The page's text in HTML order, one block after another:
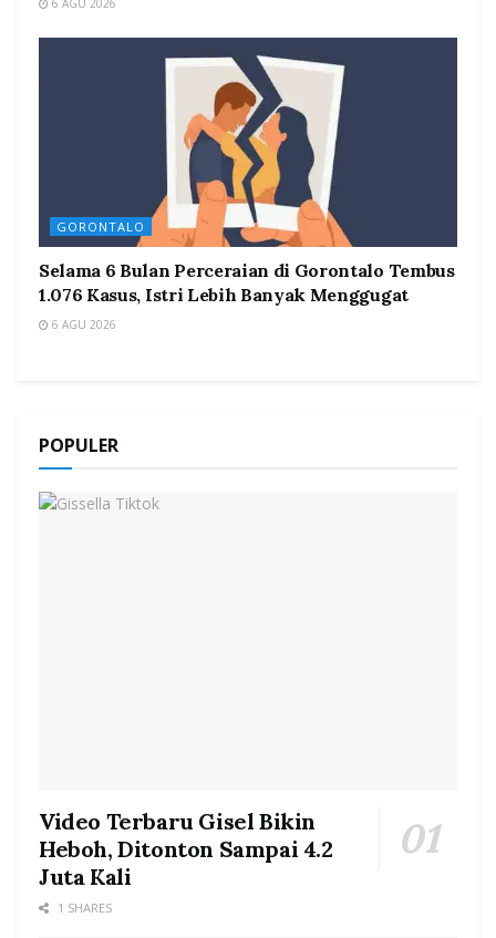
6 AGU 2026
GORONTALO
Selama 6 Bulan Perceraian di Gorontalo Tembus
1.076 Kasus, Istri Lebih Banyak Menggugat
6 AGU 2026
POPULER
Video Terbaru Gisel Bikin
Heboh, Ditonton Sampai 4.2
Juta Kali
1 SHARES